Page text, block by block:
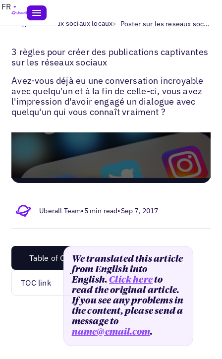
FR
Blogs> Réseaux sociaux locaux> Poster sur les reseaux sociaux​
3 règles pour créer des publications captivantes
sur les réseaux sociaux
Avez-vous déjà eu une conversation incroyable
avec quelqu'un et à la fin de celle-ci, vous avez
l'impression d'avoir engagé un dialogue avec
quelqu'un qui vous connaît vraiment ?
Uberall Team•5 min read•Sep 7, 2017
Table of Content
TOC link
We translated this article
from English into
English.Click hereto
read the original article.
If you see any problems in
the content, please send a
message to
name@email.com.